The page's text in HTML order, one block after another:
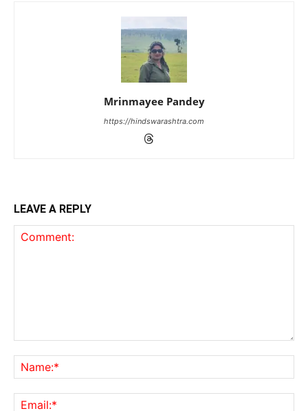
Mrinmayee Pandey
https://hindswarashtra.com
LEAVE A REPLY